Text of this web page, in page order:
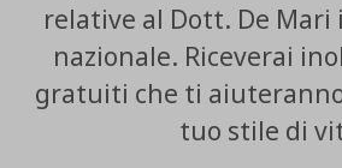
relative al Dott. De
nazionale. Riceverai
gratuiti che ti
tuo stile di